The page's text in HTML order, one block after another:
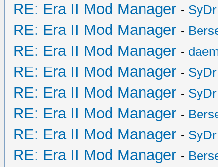
RE: Era II Mod Manager - SyDr
RE: Era II Mod Manager -
RE: Era II Mod Manager -
RE: Era II Mod Manager - SyDr
RE: Era II Mod Manager - SyDr
RE: Era II Mod Manager -
RE: Era II Mod Manager - SyDr
RE: Era II Mod Manager -